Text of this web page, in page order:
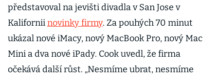
představoval na jevišti divadla v San Jose v
Kaliforniinovinky firmy. Za pouhých 70 minut
ukázal nové iMacy, nový MacBook Pro, nový Mac
Mini a dva nové iPady. Cook uvedl, že firma
očekává další růst. „Nesmíme ubrat, nesmíme